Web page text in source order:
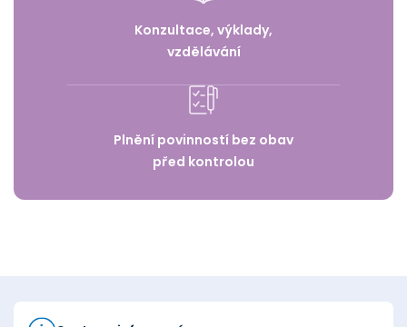
Konzultace, výklady,
vzdělávání
Plnění povinností bez obav
před kontrolou